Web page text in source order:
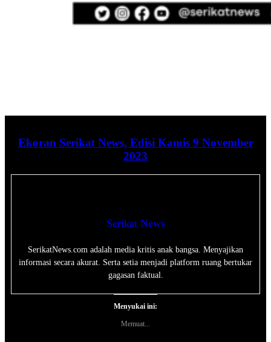
Ekoran Serikat News, Edisi Kamis 9 November
2023
Serikat News
SerikatNews.com adalah media kritis anak bangsa. Menyajikan
informasi secara akurat. Serta setia menjadi platform ruang bertukar
gagasan faktual.
Menyukai ini:
Memuat...